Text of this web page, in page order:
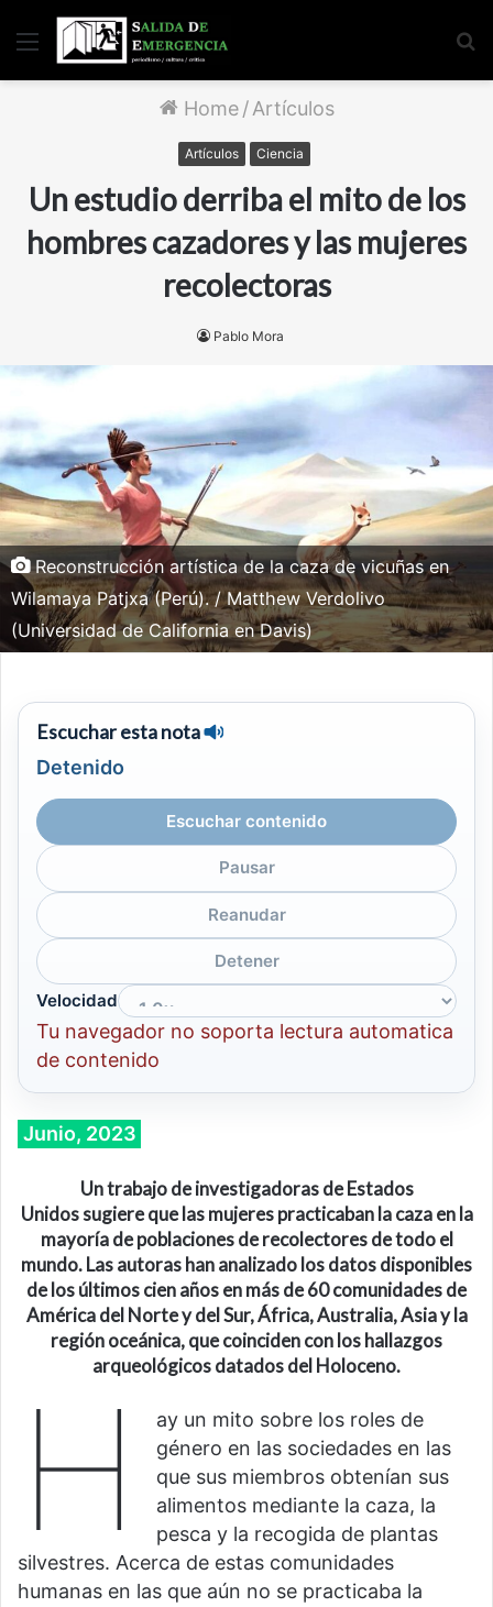
Menu
Home /Artículos
Artículos Ciencia
Un estudio derriba el mito de los
hombres cazadores y las mujeres
recolectoras
Pablo Mora
Reconstrucción artística de la caza de vicuñas en
Wilamaya Patjxa (Perú). / Matthew Verdolivo
(Universidad de California en Davis)
Escuchar esta nota
Detenido
Escuchar contenido
Pausar
Reanudar
Detener
Velocidad
Tu navegador no soporta lectura automatica
de contenido
Junio, 2023
Un trabajo de investigadoras de Estados
Unidossugiere que las mujeres practicaban la caza en la
mayoría de poblaciones de recolectores de todo el
mundo. Las autoras han analizado los datos disponibles
de los últimos cien años en más de 60 comunidades de
América del Norte y del Sur, África, Australia, Asia y la
región oceánica, que coinciden con los hallazgos
arqueológicos datados del Holoceno.
H
ay un mito sobre los roles de
género en las sociedades en las
que sus miembros obtenían sus
alimentos mediante la caza, la
pesca y la recogida de plantas
silvestres. Acerca de estas comunidades
humanas en las que aún no se practicaba la